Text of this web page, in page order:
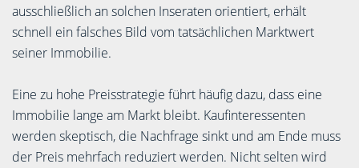
ausschließlich an solchen Inseraten orientiert, erhält
schnell ein falsches Bild vom tatsächlichen Marktwert
seiner Immobilie.
Eine zu hohe Preisstrategie führt häufig dazu, dass eine
Immobilie lange am Markt bleibt. Kaufinteressenten
werden skeptisch, die Nachfrage sinkt und am Ende muss
der Preis mehrfach reduziert werden. Nicht selten wird